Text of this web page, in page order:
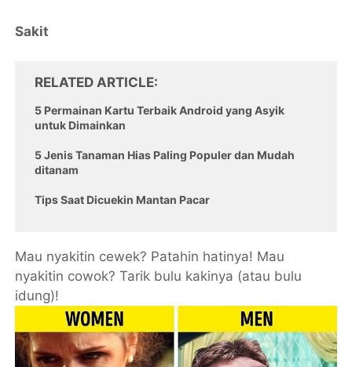
Sakit
RELATED ARTICLE
5 Permainan Kartu Terbaik Android yang Asyik
untuk Dimainkan
5 Jenis Tanaman Hias Paling Populer dan Mudah
ditanam
Tips Saat Dicuekin Mantan Pacar
Mau nyakitin cewek? Patahin hatinya! Mau
nyakitin cowok? Tarik bulu kakinya (atau bulu
idung)!